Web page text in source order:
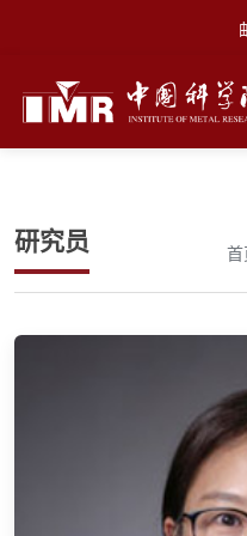
研究员 首